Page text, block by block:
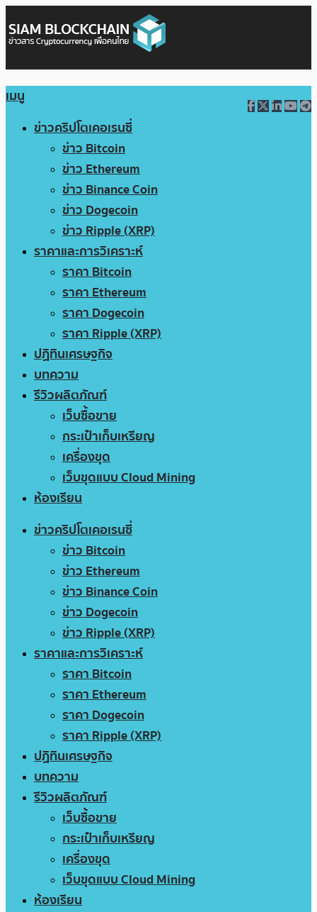
เมนู
ข่าวคริปโตเคอเรนซี่
ข่าว Bitcoin
ข่าว Ethereum
ข่าว Binance Coin
ข่าว Dogecoin
ข่าว Ripple (XRP)
ราคาและการวิเคราะห์
ราคา Bitcoin
ราคา Ethereum
ราคา Dogecoin
ราคา Ripple (XRP)
ปฏิทินเศรษฐกิจ
บทความ
รีวิวผลิตภัณฑ์
เว็บซื้อขาย
กระเป๋าเก็บเหรียญ
เครื่องขุด
เว็บขุดแบบ Cloud Mining
ห้องเรียน
ข่าวคริปโตเคอเรนซี่
ข่าว Bitcoin
ข่าว Ethereum
ข่าว Binance Coin
ข่าว Dogecoin
ข่าว Ripple (XRP)
ราคาและการวิเคราะห์
ราคา Bitcoin
ราคา Ethereum
ราคา Dogecoin
ราคา Ripple (XRP)
ปฏิทินเศรษฐกิจ
บทความ
รีวิวผลิตภัณฑ์
เว็บซื้อขาย
กระเป๋าเก็บเหรียญ
เครื่องขุด
เว็บขุดแบบ Cloud Mining
ห้องเรียน